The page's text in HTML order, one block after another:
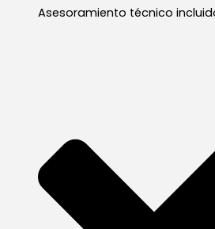
Asesoramiento técnico